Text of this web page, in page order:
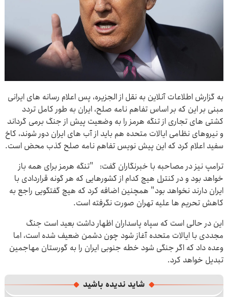
به گزارش اطلاعات آنلاین به نقل از الجزیره، پس اعلام رسانه های ایرانی
مبنی بر این که بر اساس تفاهم نامه صلح، ایران به طور کامل تردد
کشتی های تجاری از تنگه هرمز را به وضعیت پیش از جنگ برمی گرداند
و نیروهای نظامی ایالات متحده هم باید از آب های ایران دور شوند، کاخ
سفید اعلام کرد که این پیش نویس تفاهم نامه صلح کذب محض است.
ترامپ نیز در مصاحبه با خبرنگاران گفت: "تنگه هرمز برای همه باز
خواهد بود و در کنترل هیچ کدام از کشورهایی که هر گونه قراردادی با
ایران دارند نخواهد بود" همچنین اضافه کرد که هیچ گفتگویی راجع به
کاهش تحریم ها علیه تهران صورت نگرفته است.
این در حالی است که سپاه پاسداران اظهار داشت بعید است جنگ
مجددی با ایالات متحده آغاز شود چون دشمن ضعیف شده است، اما
وعده داد که اگر جنگی شود خطه جنوبی ایران را به گورستان مهاجمین
تبدیل خواهد کرد.
شاید ندیده باشید